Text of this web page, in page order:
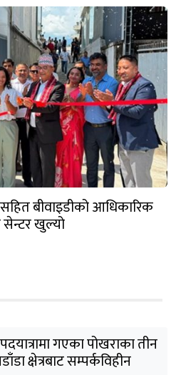
बीवाइडीको आधिकारिक
सेन्टर खुल्यो
गएका पोखराका तीन
क्षेत्रबाट सम्पर्कविहीन